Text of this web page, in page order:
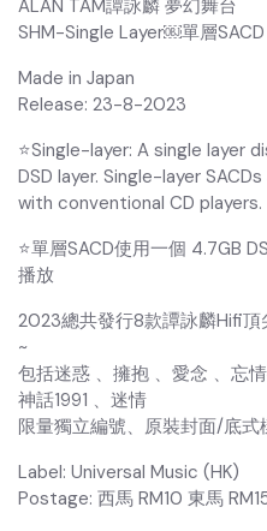
ALAN TAM譚詠麟 夢幻舞台
SHM-Single Layer￼單層SACD
Made in Japan
Release: 23-8-2023
⭐️Single-layer: A single layer
DSD layer. Single-layer
with conventional CD players.
⭐️單層SACD使用一個 4.7GB
播放
2023總共發行8款譚詠麟Hifi
~
包括迷惑 、擁抱 、愛念 、忘
神話1991 、迷情
限量獨立編號、原裝封面/底
Label: Universal Music (HK)
Postage: 西馬 RM10 東馬